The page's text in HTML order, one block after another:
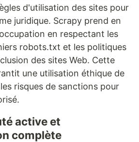
d'utilisation des sites pour
juridique. Scrapy prend en
en respectant les
robots.txt et les politiques
des sites Web. Cette
une utilisation éthique de
risques de sanctions pour
active et
complète